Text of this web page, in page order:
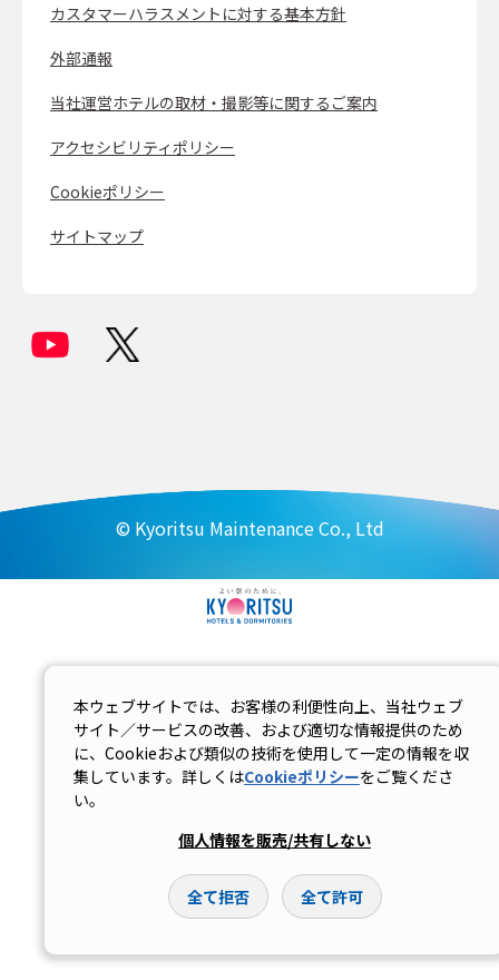
カスタマーハラスメントに対する基本方針
外部通報
当社運営ホテルの取材・撮影等に関するご案内
アクセシビリティポリシー
Cookieポリシー
サイトマップ
© Kyoritsu Maintenance Co., Ltd
本ウェブサイトでは、お客様の利便性向上、当社ウェブ
サイト／サービスの改善、および適切な情報提供のため
に、Cookieおよび類似の技術を使用して一定の情報を収
集しています。詳しくはCookieポリシーをご覧くださ
い。
個人情報を販売/共有しない
全て拒否 全て許可